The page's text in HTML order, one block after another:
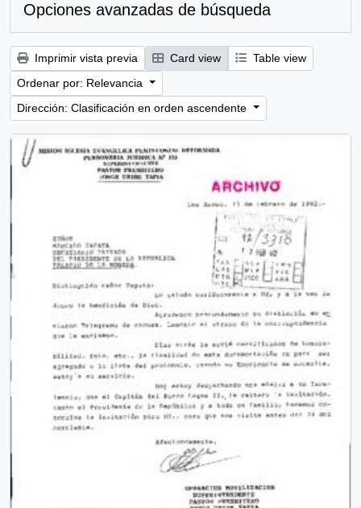
Opciones avanzadas de búsqueda
Imprimir vista previa Card view
Table view
Ordenar por: Relevancia
Dirección: Clasificación en orden ascendente